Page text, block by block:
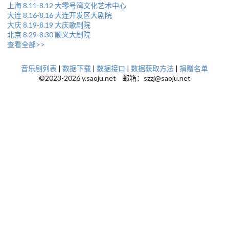
上海 8.11-8.12 大零号湾文化艺术中心
大连 8.16-8.16 大连开发区大剧院
大庆 8.19-8.19 大庆歌剧院
北京 8.29-8.30 顺义大剧院
查看全部>>
音乐剧列表 | 数据下载 | 数据接口 | 数据获取方法 | 捐赠名单
©2023-2026 y.saoju.net 邮箱：szzj@saoju.net